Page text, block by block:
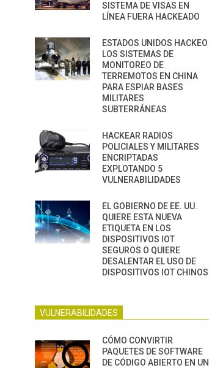
SISTEMA DE VISAS EN
LÍNEA FUERA HACKEADO
ESTADOS UNIDOS HACKEO
LOS SISTEMAS DE
MONITOREO DE
TERREMOTOS EN CHINA
PARA ESPIAR BASES
MILITARES
SUBTERRÁNEAS
HACKEAR RADIOS
POLICIALES Y MILITARES
ENCRIPTADAS
EXPLOTANDO 5
VULNERABILIDADES
EL GOBIERNO DE EE. UU.
QUIERE ESTA NUEVA
ETIQUETA EN LOS
DISPOSITIVOS IOT
SEGUROS O QUIERE
DESALENTAR EL USO DE
DISPOSITIVOS IOT CHINOS
VULNERABILIDADES
CÓMO CONVIRTIR
PAQUETES DE SOFTWARE
DE CÓDIGO ABIERTO EN UN